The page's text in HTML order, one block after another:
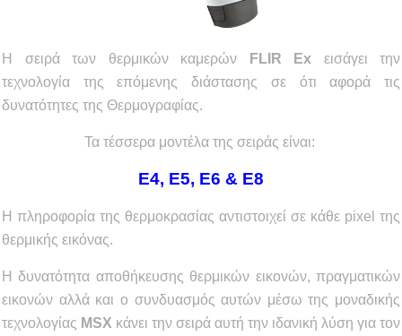
Η σειρά των θερμικών καμερών FLIR Ex εισάγει την
τεχνολογία της επόμενης διάστασης σε ότι αφορά τις
δυνατότητες της Θερμογραφίας.
Τα τέσσερα μοντέλα της σειράς είναι:
Ε4, Ε5, Ε6 & Ε8
Η πληροφορία της θερμοκρασίας αντιστοιχεί σε κάθε pixel της
θερμικής εικόνας.
Η δυνατότητα αποθήκευσης θερμικών εικονών, πραγματικών
εικονών αλλά και ο συνδυασμός αυτών μέσω της μοναδικής
τεχνολογίας MSX κάνει την σειρά αυτή την ιδανική λύση για τον